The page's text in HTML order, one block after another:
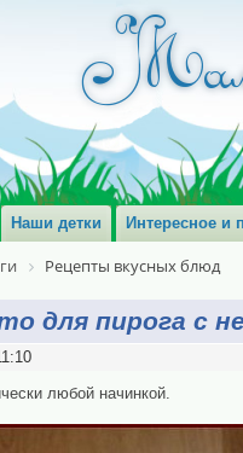
Наши детки Интересное и
Рецепты вкусных блюд
для пирога с
любой начинкой.